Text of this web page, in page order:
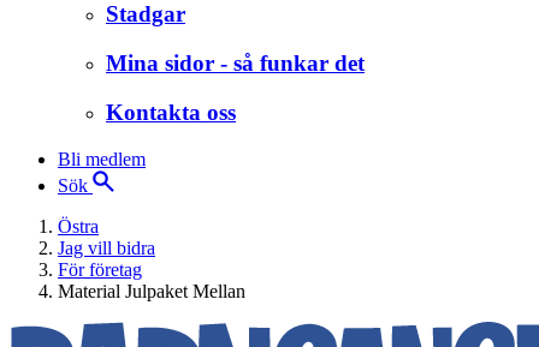
Stadgar
Mina sidor - så funkar det
Kontakta oss
Bli medlem
Sök
Östra
Jag vill bidra
För företag
Material Julpaket Mellan